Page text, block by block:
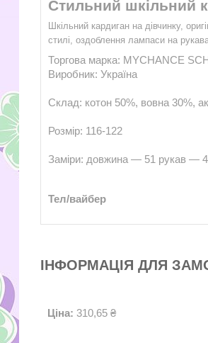
Стильний шкільний
Шкільний кардиган на дівчинку,
стилі, оздоблення лампаси на
Торгова марка: MYCHANCE
Виробник: Україна
Склад: котон 50%, вовна 30%,
Розмір: 116-122
Заміри: довжина — 51 рукав —
Тел/вайбер
ІНФОРМАЦІЯ ДЛЯ
Ціна: 310,65 ₴